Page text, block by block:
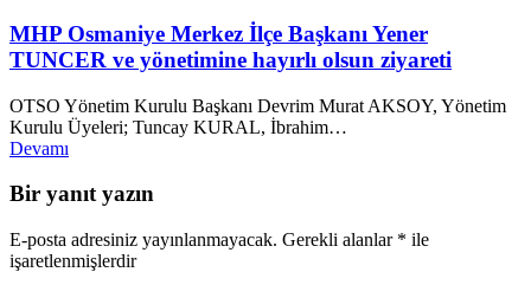
MHP Osmaniye Merkez İlçe Başkanı Yener
TUNCER ve yönetimine hayırlı olsun ziyareti
OTSO Yönetim Kurulu Başkanı Devrim Murat AKSOY, Yönetim
Kurulu Üyeleri; Tuncay KURAL, İbrahim…
Devamı
Bir yanıt yazın
E-posta adresiniz yayınlanmayacak. Gerekli alanlar * ile
işaretlenmişlerdir